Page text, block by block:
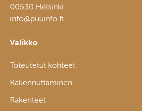
00530 Helsinki
info@puuinfo.fi
Valikko
Toteutetut kohteet
Rakennuttaminen
Rakenteet